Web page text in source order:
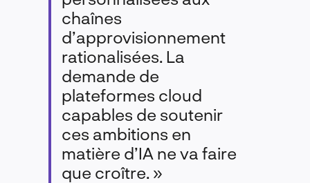
chaînes
d’approvisionnement
rationalisées. La
demande de
plateformes cloud
capables de soutenir
ces ambitions en
matière d’IA ne va faire
que croître. »